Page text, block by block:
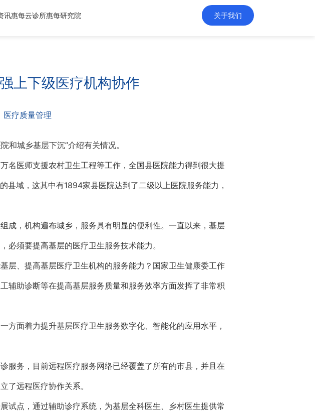
讯惠每云诊所惠每研究院 关于我们
上下级医疗机构协作
医疗质量管理
和城乡基层下沉”介绍有关情况。
名医师支援农村卫生工程等工作，全国县医院能力得到很大提
域，这其中有1894家县医院达到了二级以上医院服务能力，
成，机构遍布城乡，服务具有明显的便利性。一直以来，基层
必须要提高基层的医疗卫生服务技术能力。
层、提高基层医疗卫生机构的服务能力？国家卫生健康委工作
辅助诊断等在提高基层服务质量和服务效率方面发挥了非常积
面着力提升基层医疗卫生服务数字化、智能化的应用水平，
服务，目前远程医疗服务网络已经覆盖了所有的市县，并且在
了远程医疗协作关系。
试点，通过辅助诊疗系统，为基层全科医生、乡村医生提供常